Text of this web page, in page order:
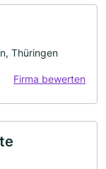
Thüringen
Firma bewerten